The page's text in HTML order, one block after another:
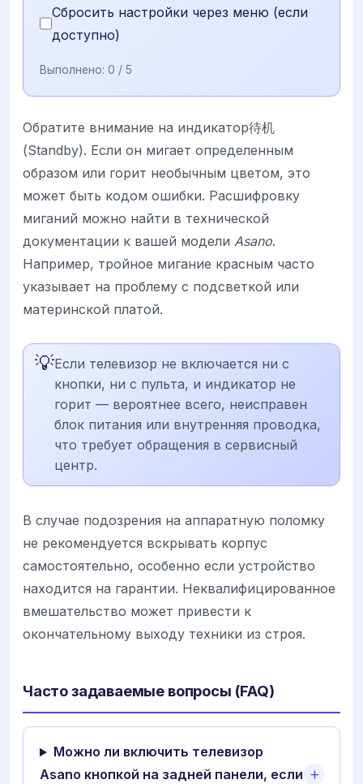
Сбросить настройки через меню (если
доступно)
Выполнено: 0 / 5
Обратите внимание на индикатор待机
(Standby). Если он мигает определенным
образом или горит необычным цветом, это
может быть кодом ошибки. Расшифровку
миганий можно найти в технической
документации к вашей модели Asano.
Например, тройное мигание красным часто
указывает на проблему с подсветкой или
материнской платой.
💡Если телевизор не включается ни с
кнопки, ни с пульта, и индикатор не
горит — вероятнее всего, неисправен
блок питания или внутренняя проводка,
что требует обращения в сервисный
центр.
В случае подозрения на аппаратную поломку
не рекомендуется вскрывать корпус
самостоятельно, особенно если устройство
находится на гарантии. Неквалифицированное
вмешательство может привести к
окончательному выходу техники из строя.
Часто задаваемые вопросы (FAQ)
Можно ли включить телевизор
Asano кнопкой на задней панели, если